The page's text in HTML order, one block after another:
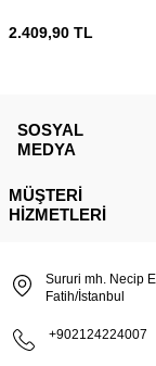
2.409,90 TL
SOSYAL
MEDYA
MÜŞTERI
HIZMETLERI
Sururi mh. Necip
Fatih/İstanbul
+902124224007